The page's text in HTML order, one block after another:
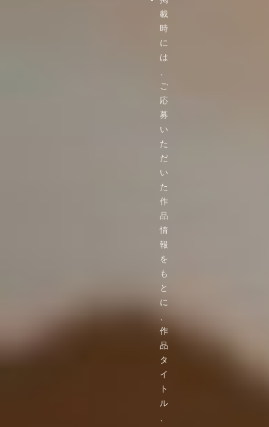
載
時
に
は
、
ご
応
募
い
た
だ
い
た
作
品
情
報
を
も
と
に
、
作
品
タ
イ
ト
ル
、